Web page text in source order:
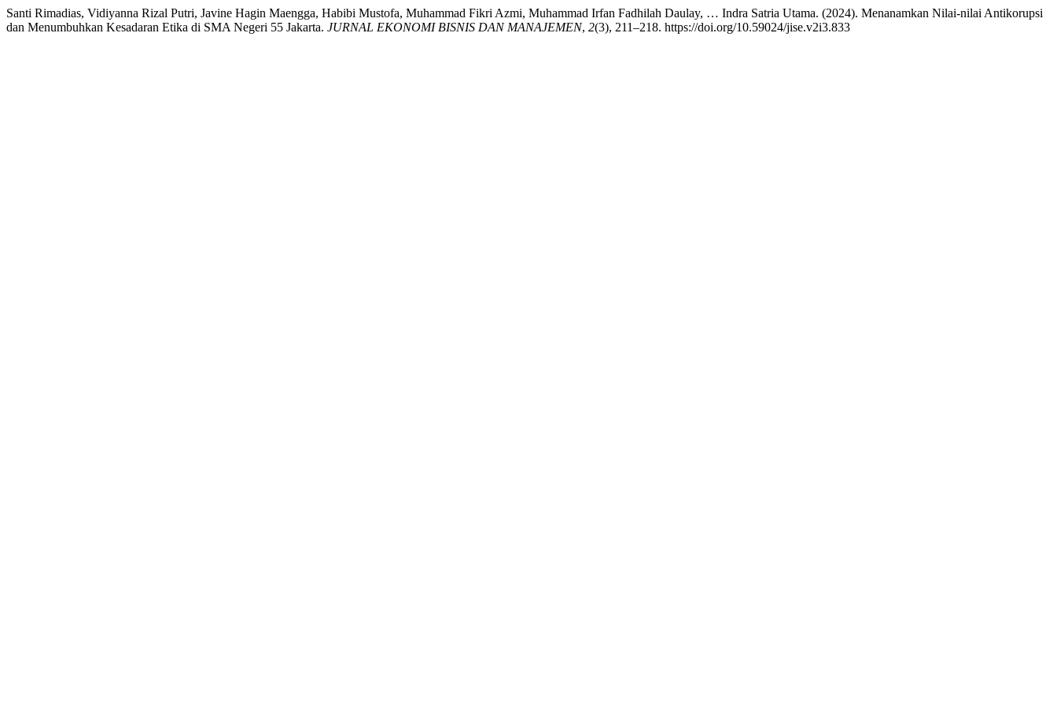
Santi Rimadias, Vidiyanna Rizal Putri, Javine Hagin Maengga, Habibi Mustofa, Muhammad Fikri Azmi, Muhammad Irfan Fadhilah Daulay, … Indra Satria Utama. (2024). Menanamkan Nilai-nilai Antikorupsi
dan Menumbuhkan Kesadaran Etika di SMA Negeri 55 Jakarta. JURNAL EKONOMI BISNIS DAN MANAJEMEN, 2(3), 211–218. https://doi.org/10.59024/jise.v2i3.833